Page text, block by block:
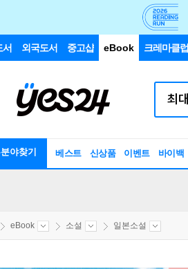
서 외국도서 중고샵 eBook 크레마클럽
야찾기 베스트 신상품 이벤트 바이백
eBook 소설 일본소설